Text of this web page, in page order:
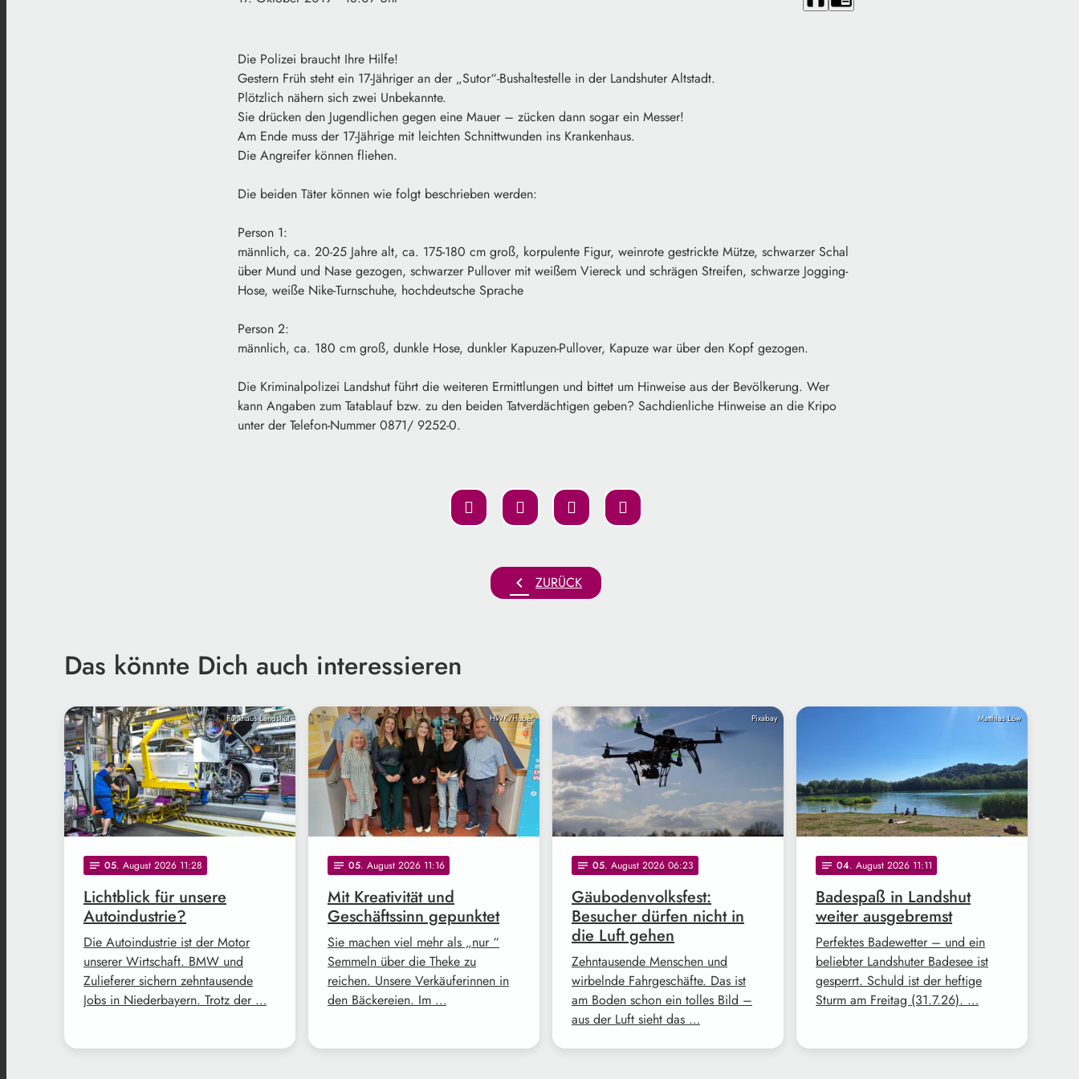
Die Polizei braucht Ihre Hilfe!
Gestern Früh steht ein 17-Jähriger an der „Sutor“-Bushaltestelle in der Landshuter Altstadt.
Plötzlich nähern sich zwei Unbekannte.
Sie drücken den Jugendlichen gegen eine Mauer – zücken dann sogar ein Messer!
Am Ende muss der 17-Jährige mit leichten Schnittwunden ins Krankenhaus.
Die Angreifer können fliehen.
Die beiden Täter können wie folgt beschrieben werden:
Person 1:
männlich, ca. 20-25 Jahre alt, ca. 175-180 cm groß, korpulente Figur, weinrote gestrickte Mütze, schwarzer Schal
über Mund und Nase gezogen, schwarzer Pullover mit weißem Viereck und schrägen Streifen, schwarze Jogging-
Hose, weiße Nike-Turnschuhe, hochdeutsche Sprache
Person 2:
männlich, ca. 180 cm groß, dunkle Hose, dunkler Kapuzen-Pullover, Kapuze war über den Kopf gezogen.
Die Kriminalpolizei Landshut führt die weiteren Ermittlungen und bittet um Hinweise aus der Bevölkerung. Wer
kann Angaben zum Tatablauf bzw. zu den beiden Tatverdächtigen geben? Sachdienliche Hinweise an die Kripo
unter der Telefon-Nummer 0871/ 9252-0.
chevron_left ZURÜCK
Das könnte Dich auch interessieren
Funkhaus Landshut
notes 05. August 2026 11:28
Lichtblick für unsere
Autoindustrie?
Die Autoindustrie ist der Motor
unserer Wirtschaft. BMW und
Zulieferer sichern zehntausende
Jobs in Niederbayern. Trotz der …
HWK/Huber
notes 05. August 2026 11:16
Mit Kreativität und
Geschäftssinn gepunktet
Sie machen viel mehr als „nur “
Semmeln über die Theke zu
reichen. Unsere Verkäuferinnen in
den Bäckereien. Im …
Pixabay
notes 05. August 2026 06:23
Gäubodenvolksfest:
Besucher dürfen nicht in
die Luft gehen
Zehntausende Menschen und
wirbelnde Fahrgeschäfte. Das ist
am Boden schon ein tolles Bild –
aus der Luft sieht das …
Matthias Löw
notes 04. August 2026 11:11
Badespaß in Landshut
weiter ausgebremst
Perfektes Badewetter – und ein
beliebter Landshuter Badesee ist
gesperrt. Schuld ist der heftige
Sturm am Freitag (31.7.26). …